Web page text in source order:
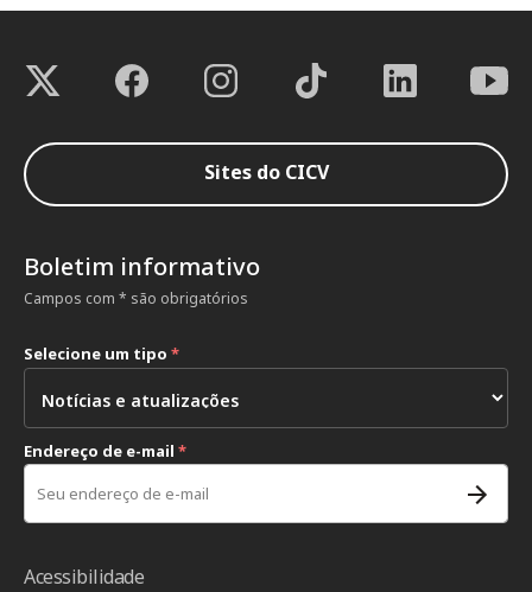
Sites do CICV
Boletim informativo
Campos com * são obrigatórios
Selecione um tipo *
Endereço de e-mail *
Acessibilidade